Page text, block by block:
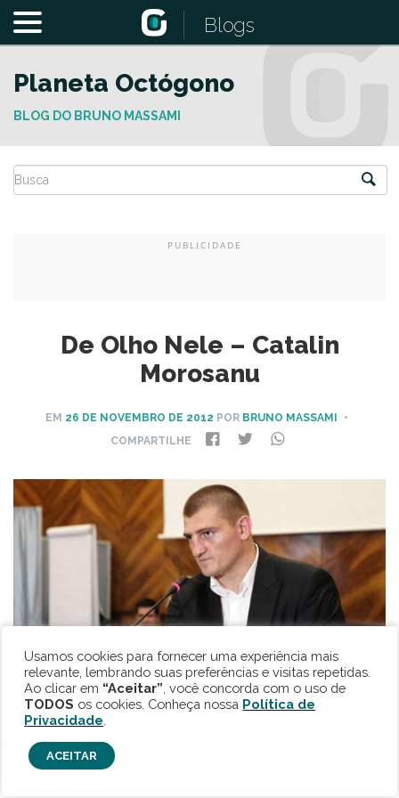
Blogs
Planeta Octógono
BLOG DO BRUNO MASSAMI
De Olho Nele – Catalin
Morosanu
EM 26 DE NOVEMBRO DE 2012 POR BRUNO MASSAMI
•
COMPARTILHE
Lutador é considerado maior esperança romena no
Usamos cookies para fornecer uma experiência mais
relevante, lembrando suas preferências e visitas repetidas.
Ao clicar em “Aceitar” , você concorda com o uso de
TODOS os cookies. Conheça nossa Política de
Privacidade
ACEITAR